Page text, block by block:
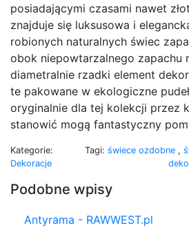
posiadającymi czasami nawet
znajduje się luksusowa i
robionych naturalnych świec
obok niepowtarzalnego zapachu
diametralnie rzadki element
te pakowane w ekologiczne
oryginalnie dla tej kolekcji przez
stanowić mogą fantastyczny
Kategorie:
Dekoracje
Tagi: świece ozdobne ,
Podobne wpisy
Antyrama - RAWWEST.pl